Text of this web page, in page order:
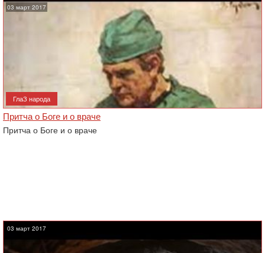
03 март 2017
ГлаЗ народа
Притча о Боге и о враче
Притча о Боге и о враче
03 март 2017